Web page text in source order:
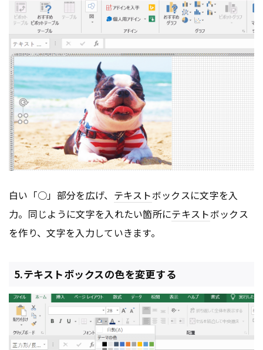
白い「○」部分を広げ、 テキストボックスに文字を入
力。同じように文字を入れたい箇所にテキストボックス
を作り、文字を入力していきます。
5.テキストボックスの色を変更する